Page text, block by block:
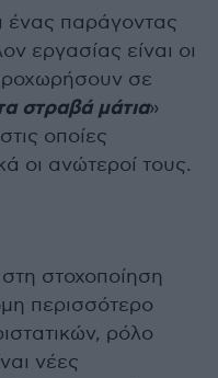
ένας παράγοντας
εργασίας είναι οι
σε
στραβά μάτια»
οποίες
οι ανώτεροί τους.
στη στοχοποίηση
περισσότερο
ρόλο
νέες